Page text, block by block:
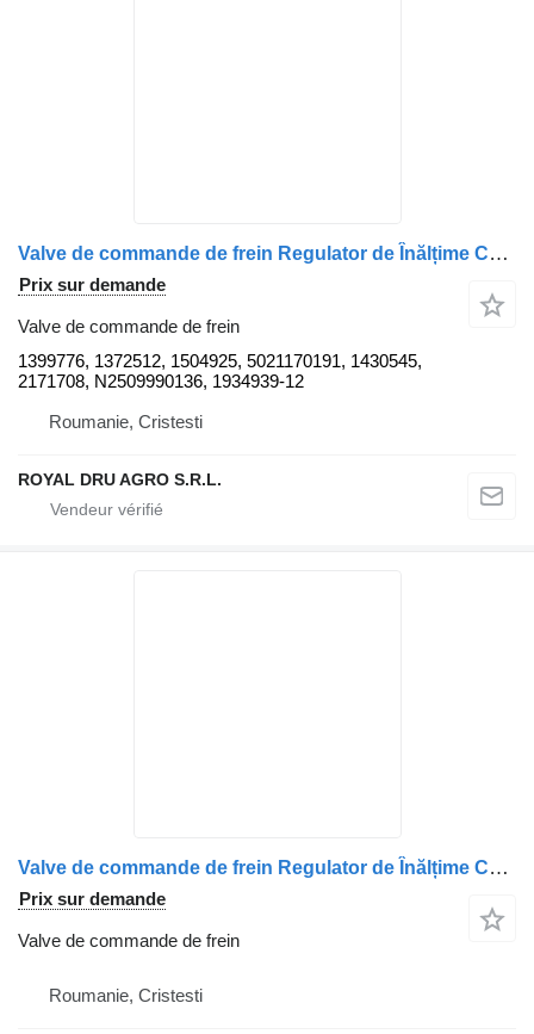
Valve de commande de frein Regulator de Înălțime Cabină Față 1399776 pour camion Scania (Coduri: 1399776, 1372512, 1504925, 5021170191, 1430545, 2171708, N2509990136, 1934939)
Prix sur demande
Valve de commande de frein
1399776, 1372512, 1504925, 5021170191, 1430545,
2171708, N2509990136, 1934939-12
Roumanie, Cristesti
ROYAL DRU AGRO S.R.L.
Valve de commande de frein Regulator de Înălțime Cabină Față pour camion Scania – Piese de Schimb Originale Cod 1399776, 1372512, 1504925, 5021170191, 1430545, 2171708, N2509990136, 1934939
Prix sur demande
Valve de commande de frein
Roumanie, Cristesti